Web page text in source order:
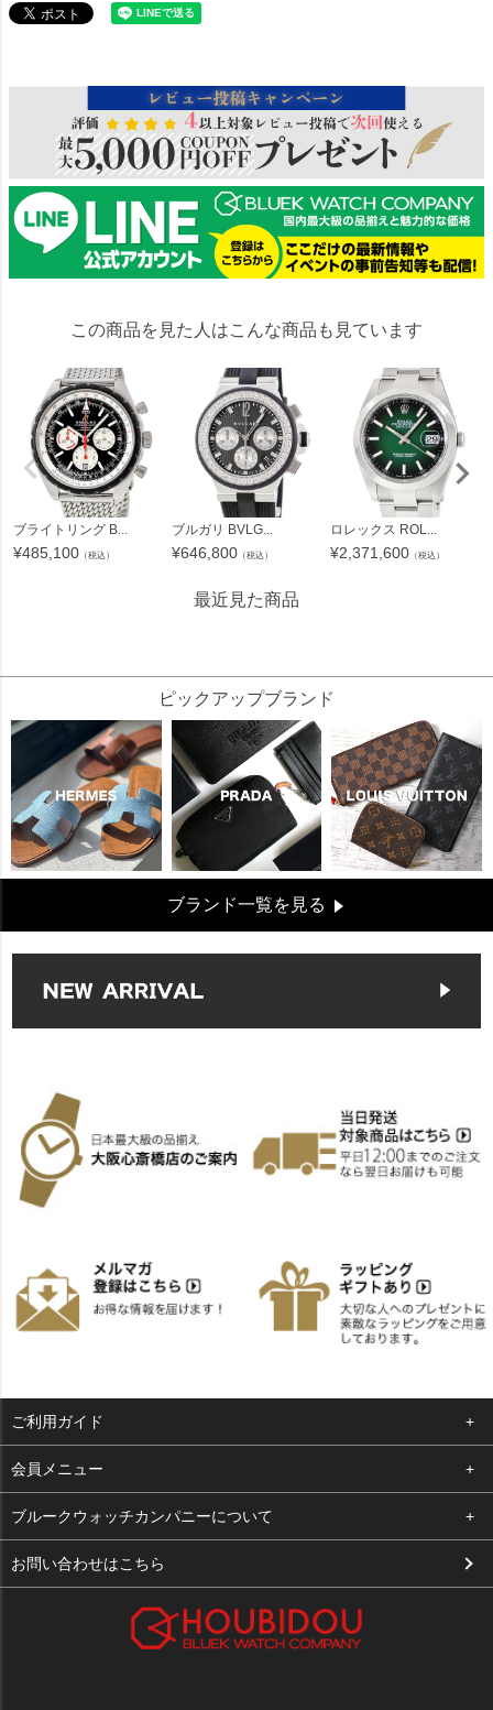
この商品を見た人はこんな商品も見ています
ブライトリング B...
¥485,100 （税込）
ブルガリ BVLG...
¥646,800 （税込）
ロレックス ROL...
¥2,371,600 （税込）
最近見た商品
ピックアップブランド
ブランド一覧を見る
ご利用ガイド
よくある質問
支払い・送料
お客様の声
会員メニュー
ログイン
お気に入り
ブルークウォッチカンパニーについて
会社概要
お問い合わせはこちら